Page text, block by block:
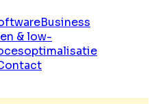
Business
& low-